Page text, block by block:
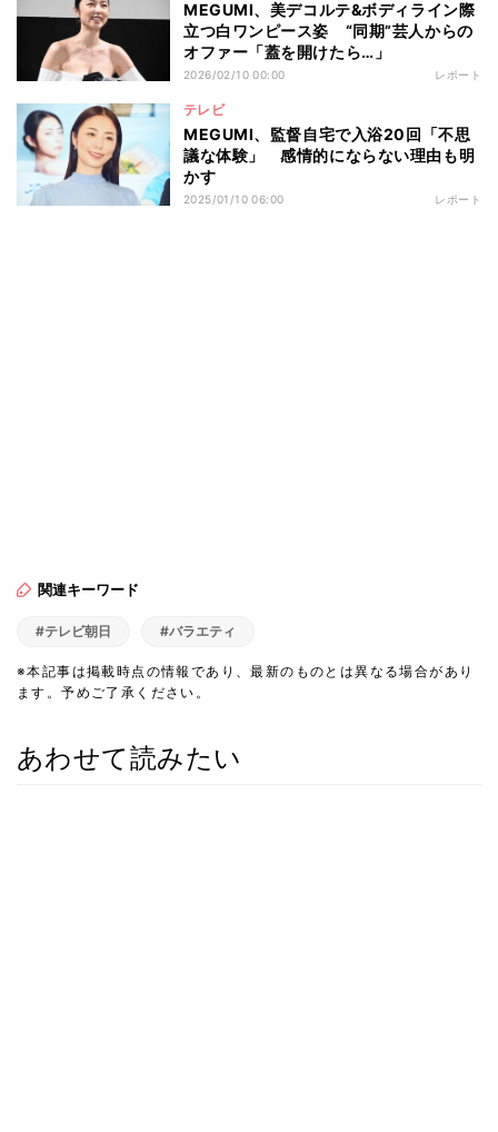
MEGUMI、美デコルテ&ボディライン際
立つ白ワンピース姿 “同期”芸人からの
オファー「蓋を開けたら…」
2026/02/10 00:00 レポート
テレビ
MEGUMI、監督自宅で入浴20回「不思
議な体験」 感情的にならない理由も明
かす
2025/01/10 06:00 レポート
関連キーワード
#テレビ朝日 #バラエティ
※本記事は掲載時点の情報であり、最新のものとは異なる場合があり
ます。予めご了承ください。
あわせて読みたい